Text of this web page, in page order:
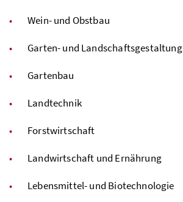
Wein- und Obstbau
Garten- und Landschaftsgestaltung
Gartenbau
Landtechnik
Forstwirtschaft
Landwirtschaft und Ernährung
Lebensmittel- und Biotechnologie